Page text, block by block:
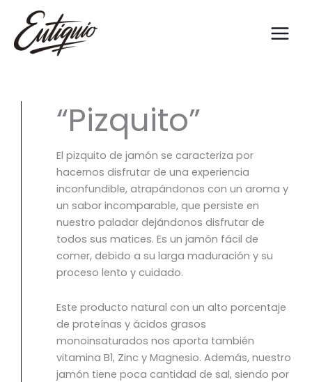
contenido
“Pizquito”
El pizquito de jamón se caracteriza por
hacernos disfrutar de una experiencia
inconfundible, atrapándonos con un aroma y
un sabor incomparable, que persiste en
nuestro paladar dejándonos disfrutar de
todos sus matices. Es un jamón fácil de
comer, debido a su larga maduración y su
proceso lento y cuidado.
Este producto natural con un alto porcentaje
de proteínas y ácidos grasos
monoinsaturados nos aporta también
vitamina B1, Zinc y Magnesio. Además, nuestro
jamón tiene poca cantidad de sal, siendo por